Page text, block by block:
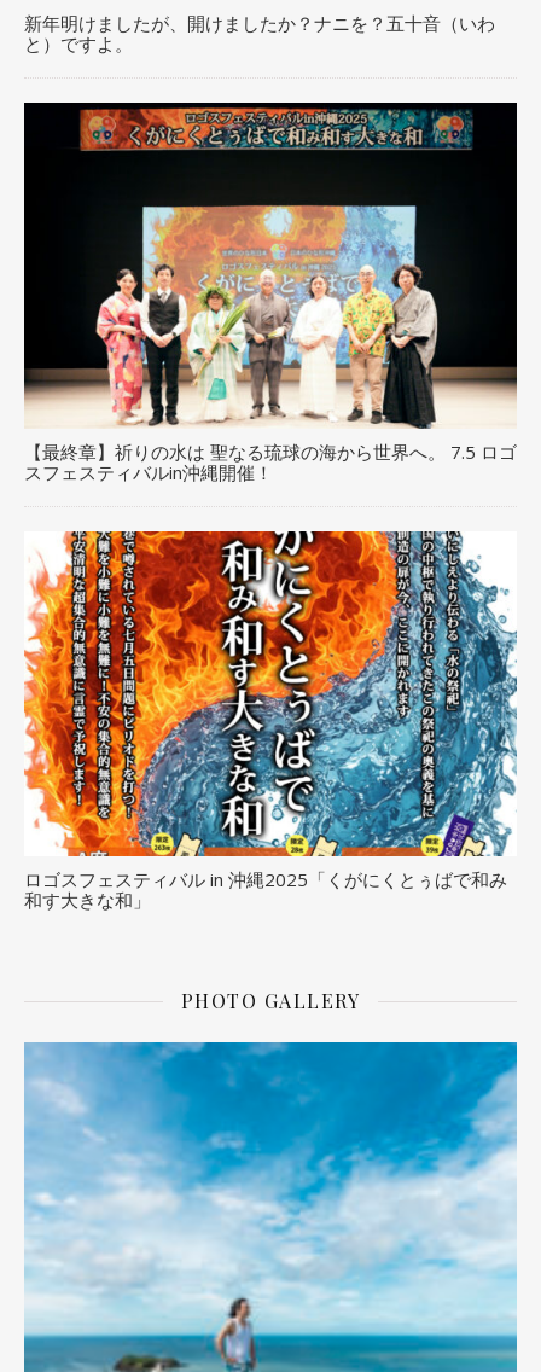
新年明けましたが、開けましたか？ナニを？五十音（いわ
と）ですよ。
【最終章】祈りの水は 聖なる琉球の海から世界へ。 7.5 ロゴ
スフェスティバルin沖縄開催！
ロゴスフェスティバル in 沖縄2025「くがにくとぅばで和み
和す大きな和」
PHOTO GALLERY